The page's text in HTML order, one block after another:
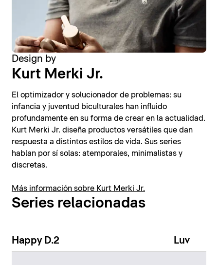
Design by
Kurt Merki Jr.
El optimizador y solucionador de problemas: su
infancia y juventud biculturales han influido
profundamente en su forma de crear en la actualidad.
Kurt Merki Jr. diseña productos versátiles que dan
respuesta a distintos estilos de vida. Sus series
hablan por sí solas: atemporales, minimalistas y
discretas.
Más información sobre Kurt Merki Jr.
Series relacionadas
Happy D.2 Luv